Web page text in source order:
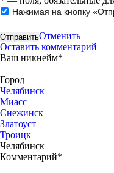
Нажимая на кнопку
Отменить
Оставить комментарий
Ваш никнейм*
Город
Челябинск
Миасс
Снежинск
Златоуст
Троицк
Челябинск
Комментарий*